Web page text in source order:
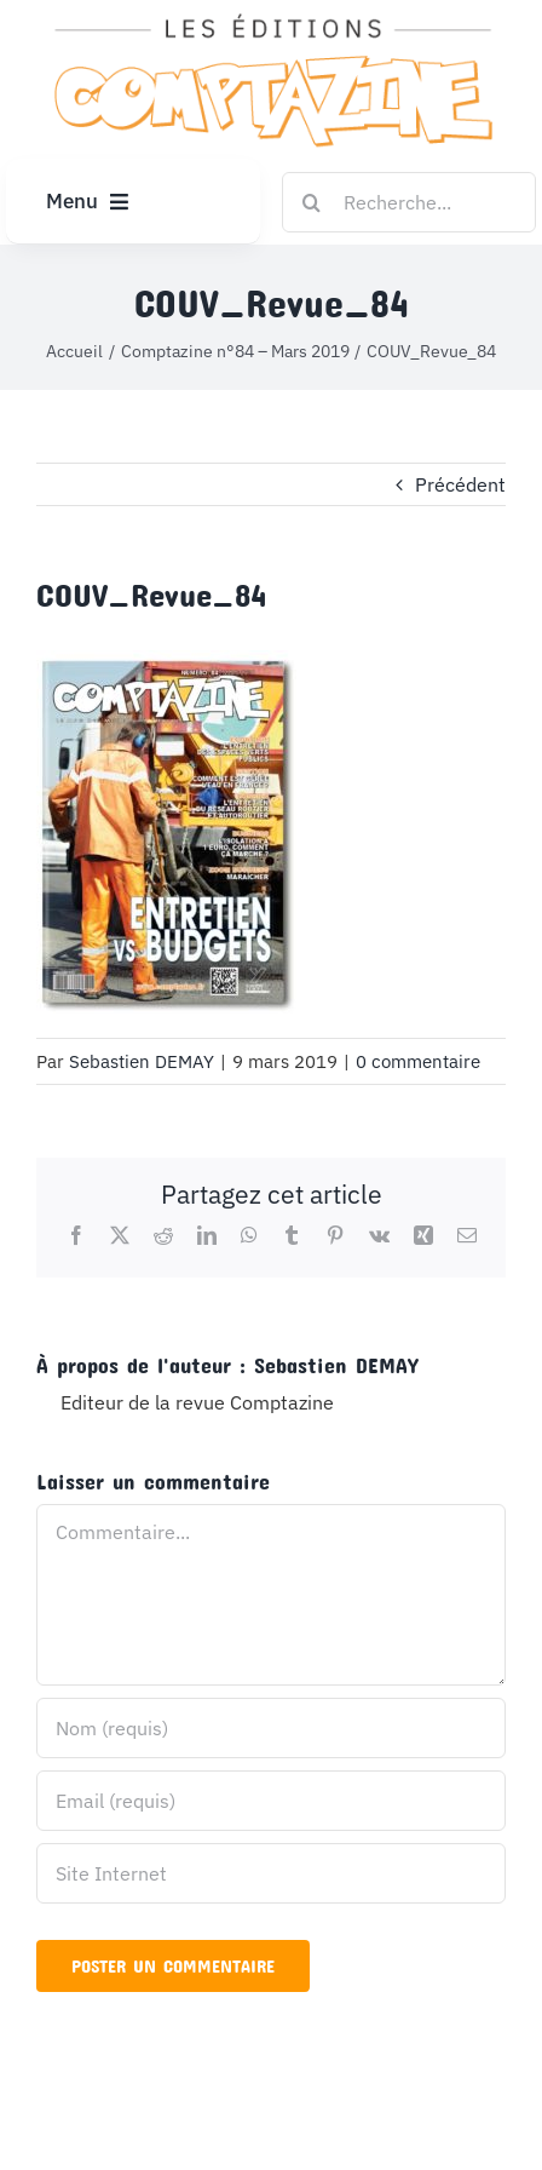
contenu
Menu
ARTICLES
LE KIOSQUE
MON COMPTE
PANIER
STUDORIA
COUV_Revue_84
Accueil Comptazine n°84 – Mars 2019 COUV_Revue_84
Précédent
COUV_Revue_84
Par Sebastien DEMAY | 9 mars 2019 | 0 commentaire
Partagez cet article
Facebook
X RedditLinkedInWhatsApp
TumblrPinterest
Vk Xing Email
À propos de l'auteur : Sebastien DEMAY
Editeur de la revue Comptazine
Laisser un commentaire
Commentaire